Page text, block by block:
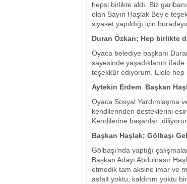
hepsi birlikte aldı. Biz
olan Sayın Haşlak Bey'e
siyaset yapıldığı için
Duran Özkan; Hep birlikte
Oyaca belediye başkanı
sayesinde yaşadıklarını
teşekkür ediyorum. Elele hep
Aytekin Erdem  Başkan
Oyaca Sosyal Yardımlaşma
kendilerinden desteklerini
Kendilerine başarılar
Başkan Haşlak; Gölbaşı
Gölbaşı'nda yaptığı
Başkan Adayı Abdulnasır
etmedik tam aksine imar ve
asfalt yoktu, kaldırım yoktu